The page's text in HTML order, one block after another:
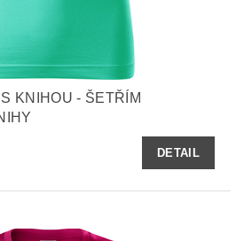
KNIHOU - ŠETŘÍM
DETAIL